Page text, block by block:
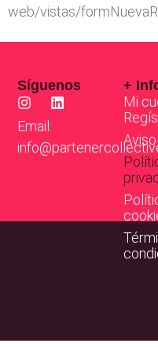
web/vistas/
+
Mi
Síguenos
Email: